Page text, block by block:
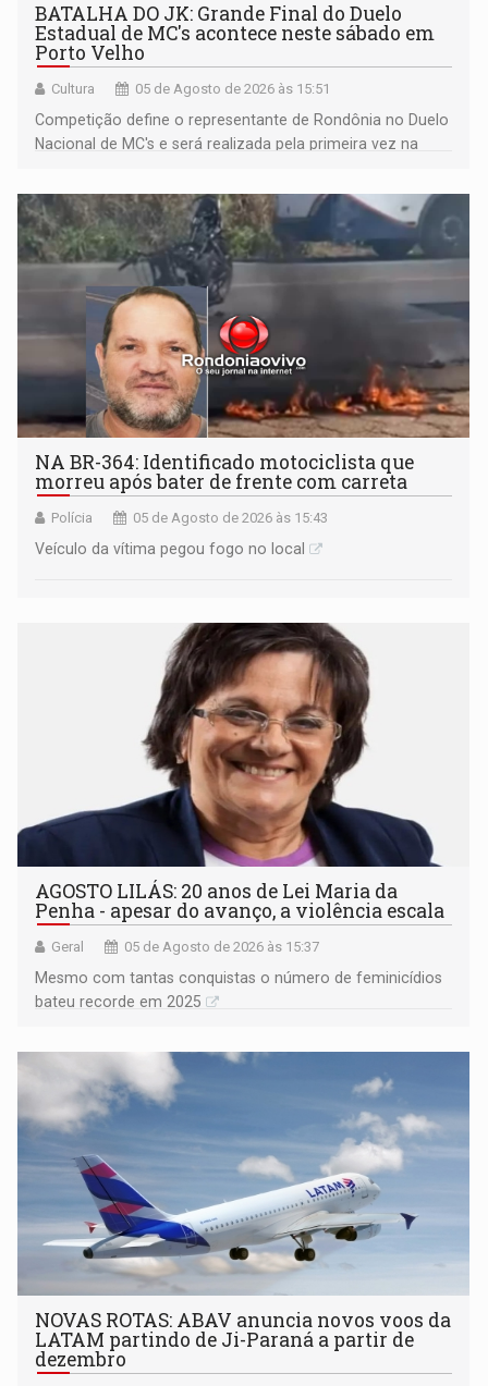
BATALHA DO JK: Grande Final do Duelo
Estadual de MC's acontece neste sábado em
Porto Velho
Cultura 05 de Agosto de 2026 às 15:51
Competição define o representante de Rondônia no Duelo
Nacional de MC's e será realizada pela primeira vez na
NA BR-364: Identificado motociclista que
morreu após bater de frente com carreta
Polícia 05 de Agosto de 2026 às 15:43
Veículo da vítima pegou fogo no local
AGOSTO LILÁS: 20 anos de Lei Maria da
Penha - apesar do avanço, a violência escala
Geral 05 de Agosto de 2026 às 15:37
Mesmo com tantas conquistas o número de feminicídios
bateu recorde em 2025
NOVAS ROTAS: ABAV anuncia novos voos da
LATAM partindo de Ji-Paraná a partir de
dezembro